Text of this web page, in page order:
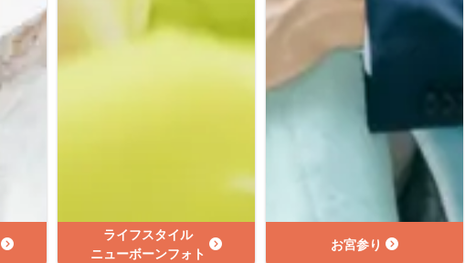
ライフスタイル
ニューボーンフォト
お宮参り